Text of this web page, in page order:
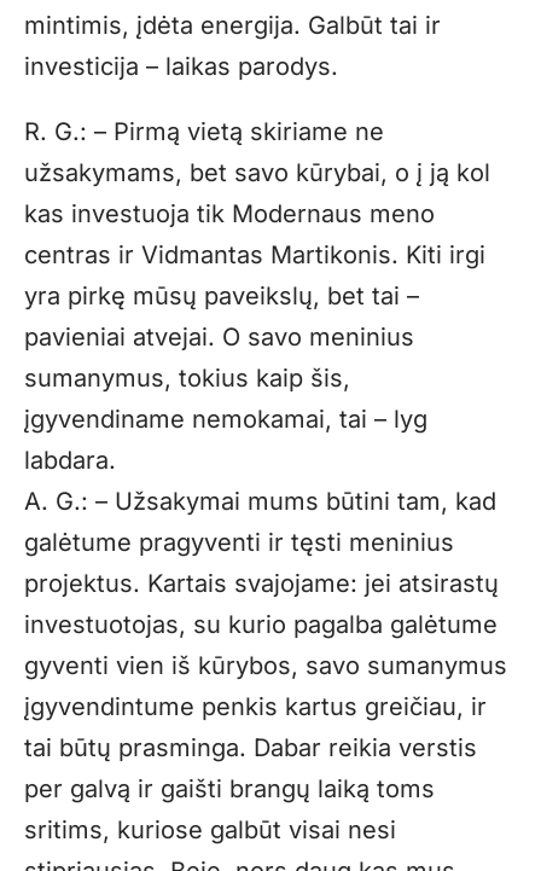
mintimis, įdėta energija. Galbūt tai ir
investicija – laikas parodys.
R. G.: – Pirmą vietą skiriame ne
užsakymams, bet savo kūrybai, o į ją kol
kas investuoja tik Modernaus meno
centras ir Vidmantas Martikonis. Kiti irgi
yra pirkę mūsų paveikslų, bet tai –
pavieniai atvejai. O savo meninius
sumanymus, tokius kaip šis,
įgyvendiname nemokamai, tai – lyg
labdara.
A. G.: – Užsakymai mums būtini tam, kad
galėtume pragyventi ir tęsti meninius
projektus. Kartais svajojame: jei atsirastų
investuotojas, su kurio pagalba galėtume
gyventi vien iš kūrybos, savo sumanymus
įgyvendintume penkis kartus greičiau, ir
tai būtų prasminga. Dabar reikia verstis
per galvą ir gaišti brangų laiką toms
sritims, kuriose galbūt visai nesi